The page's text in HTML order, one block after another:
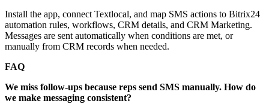
Install the app, connect Textlocal, and map SMS actions to Bitrix24
automation rules, workflows, CRM details, and CRM Marketing.
Messages are sent automatically when conditions are met, or
manually from CRM records when needed.
FAQ
We miss follow-ups because reps send SMS manually. How do
we make messaging consistent?